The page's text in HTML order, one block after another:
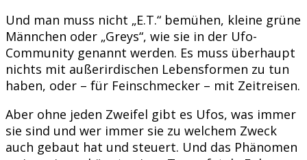
Und man muss nicht „E.T.“ bemühen, kleine grüne
Männchen oder „Greys“, wie sie in der Ufo-
Community genannt werden. Es muss überhaupt
nichts mit außerirdischen Lebensformen zu tun
haben, oder – für Feinschmecker – mit Zeitreisen.
Aber ohne jeden Zweifel gibt es Ufos, was immer
sie sind und wer immer sie zu welchem Zweck
auch gebaut hat und steuert. Und das Phänomen